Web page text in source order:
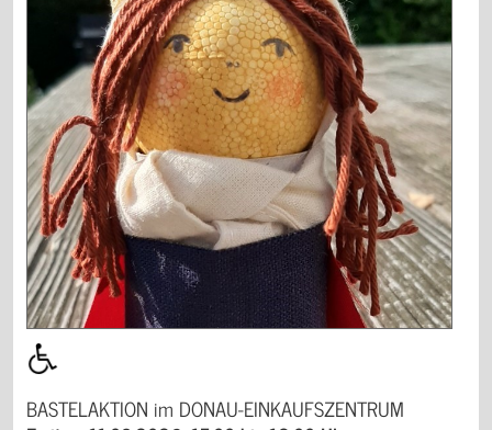
BASTELAKTION im DONAU-EINKAUFSZENTRUM